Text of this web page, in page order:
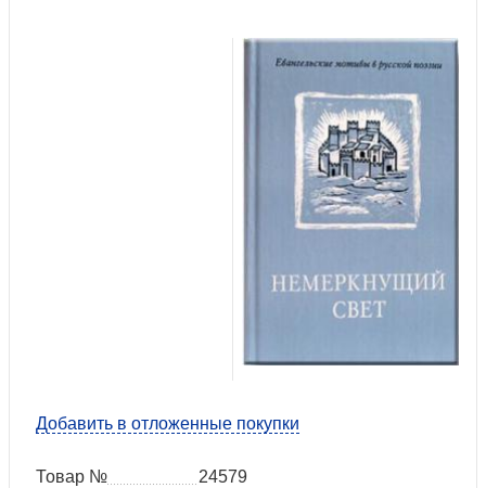
Добавить в отложенные покупки
Товар №
24579